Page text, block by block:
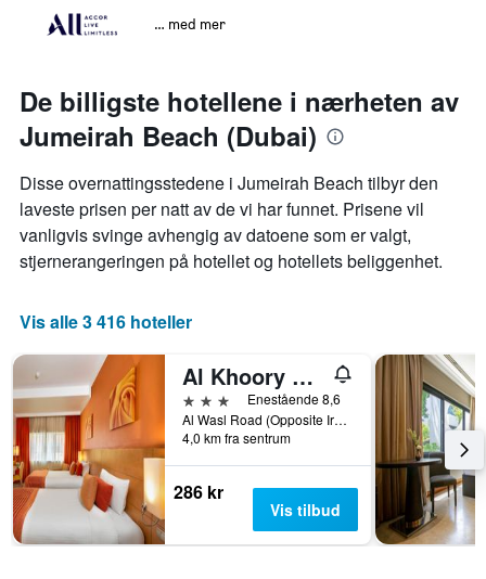
… med mer
De billigste hotellene i nærheten av
Jumeirah Beach (Dubai)
Disse overnattingsstedene i Jumeirah Beach tilbyr den
laveste prisen per natt av de vi har funnet. Prisene vil
vanligvis svinge avhengig av datoene som er valgt,
stjernerangeringen på hotellet og hotellets beliggenhet.
Vis alle 3 416 hoteller
Al Khoory Executive Hotel
3 stjernerEnestående 8,6
Al Wasl Road (Opposite Iranian Hospital) P.O.Box 6237, Dubai, Forente Arabiske Emirater
4,0 km fra sentrum
286 kr
Vis tilbud